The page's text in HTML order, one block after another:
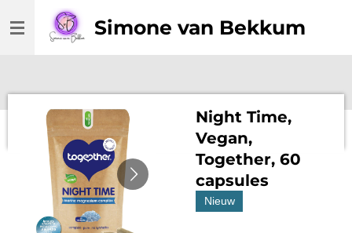
direct
Simone van Bekkum
Night Time,
Vegan,
Together, 60
capsules
Nieuw